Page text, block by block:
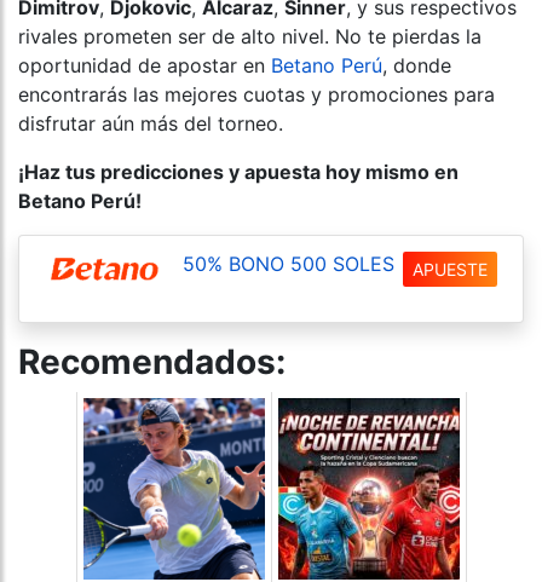
Dimitrov, Djokovic, Alcaraz, Sinner, y sus respectivos
rivales prometen ser de alto nivel. No te pierdas la
oportunidad de apostar en Betano Perú, donde
encontrarás las mejores cuotas y promociones para
disfrutar aún más del torneo.
¡Haz tus predicciones y apuesta hoy mismo en
Betano Perú!
50% BONO 500 SOLES APUESTE
Recomendados: